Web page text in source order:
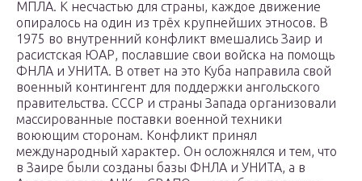
МПЛА. К несчастью для страны, каждое движение
опиралось на один из трёх крупнейших этносов. В
1975 во внутренний конфликт вмешались Заир и
расистская ЮАР, пославшие свои войска на помощь
ФНЛА и УНИТА. В ответ на это Куба направила свой
военный контингент для поддержки ангольского
правительства. СССР и страны Запада организовали
массированные поставки военной техники
воюющим сторонам. Конфликт принял
международный характер. Он осложнялся и тем, что
в Заире были созданы базы ФНЛА и УНИТА, а в